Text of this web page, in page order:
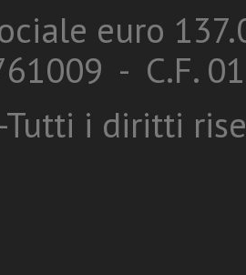
euro
- C.F.
Tutti i diritti